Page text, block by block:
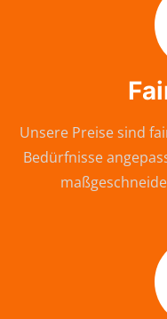
Unsere Preise sind
Bedürfnisse